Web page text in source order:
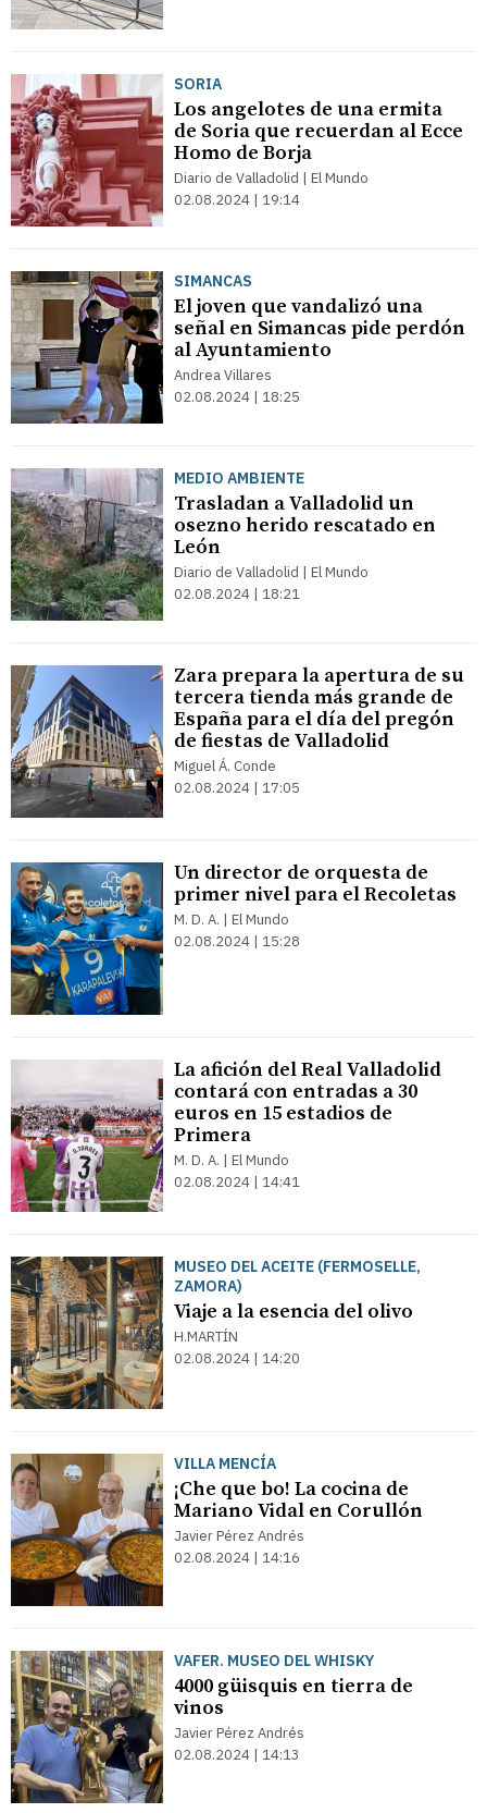
SORIA
Los angelotes de una ermita
de Soria que recuerdan al Ecce
Homo de Borja
Diario de Valladolid | El Mundo
02.08.2024 | 19:14
SIMANCAS
El joven que vandalizó una
señal en Simancas pide perdón
al Ayuntamiento
Andrea Villares
02.08.2024 | 18:25
MEDIO AMBIENTE
Trasladan a Valladolid un
osezno herido rescatado en
León
Diario de Valladolid | El Mundo
02.08.2024 | 18:21
Zara prepara la apertura de su
tercera tienda más grande de
España para el día del pregón
de fiestas de Valladolid
Miguel Á. Conde
02.08.2024 | 17:05
Un director de orquesta de
primer nivel para el Recoletas
M. D. A. | El Mundo
02.08.2024 | 15:28
La afición del Real Valladolid
contará con entradas a 30
euros en 15 estadios de
Primera
M. D. A. | El Mundo
02.08.2024 | 14:41
MUSEO DEL ACEITE (FERMOSELLE,
ZAMORA)
Viaje a la esencia del olivo
H.MARTÍN
02.08.2024 | 14:20
VILLA MENCÍA
¡Che que bo! La cocina de
Mariano Vidal en Corullón
Javier Pérez Andrés
02.08.2024 | 14:16
VAFER. MUSEO DEL WHISKY
4000 güisquis en tierra de
vinos
Javier Pérez Andrés
02.08.2024 | 14:13